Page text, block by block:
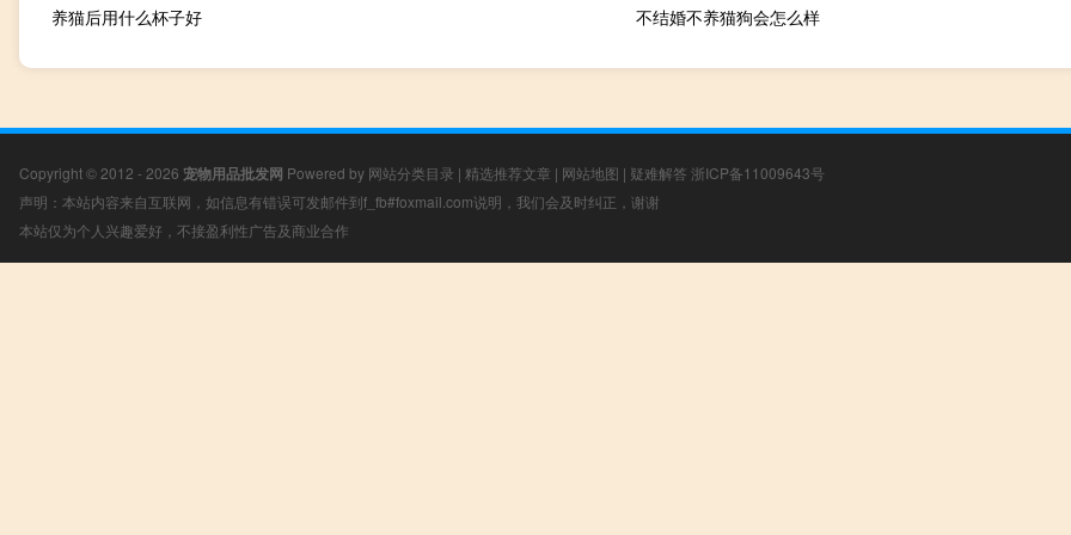
养猫后用什么杯子好 不结婚不养猫狗会怎么样
Copyright © 2012 - 2026 宠物用品批发网 Powered by 网站分类目录 | 精选推荐文章 | 网站地图 | 疑难解答 浙ICP备11009643号
声明：本站内容来自互联网，如信息有错误可发邮件到f_fb#foxmail.com说明，我们会及时纠正，谢谢
本站仅为个人兴趣爱好，不接盈利性广告及商业合作